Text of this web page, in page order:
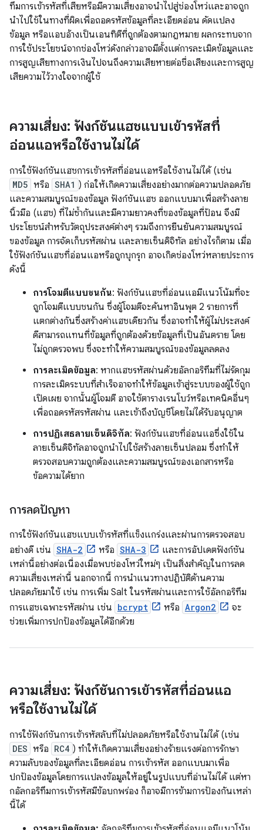
ทึมการเข้ารหัสที่เสียหรือมีความเสี่ยงอาจนำไปสู่ช่องโหว่และอาจถูก
นำไปใช้ในทางที่ผิดเพื่อถอดรหัสข้อมูลที่ละเอียดอ่อน ดัดแปลง
ข้อมูล หรือแอบอ้างเป็นเอนทิตีที่ถูกต้องตามกฎหมาย ผลกระทบจาก
การใช้ประโยชน์จากช่องโหว่ดังกล่าวอาจมีตั้งแต่การละเมิดข้อมูลและ
การสูญเสียทางการเงินไปจนถึงความเสียหายต่อชื่อเสียงและการสูญ
เสียความไว้วางใจจากผู้ใช้
ความเสี่ยง: ฟังก์ชันแฮชแบบเข้ารหัสที่
อ่อนแอหรือใช้งานไม่ได้
การใช้ฟังก์ชันแฮชการเข้ารหัสที่อ่อนแอหรือใช้งานไม่ได้ (เช่น
MD5 หรือ SHA1 ) ก่อให้เกิดความเสี่ยงอย่างมากต่อความปลอดภัย
และความสมบูรณ์ของข้อมูล ฟังก์ชันแฮช ออกแบบมาเพื่อสร้างลาย
นิ้วมือ (แฮช) ที่ไม่ซ้ำกันและมีความยาวคงที่ของข้อมูลที่ป้อน จึงมี
ประโยชน์สำหรับวัตถุประสงค์ต่างๆ รวมถึงการยืนยันความสมบูรณ์
ของข้อมูล การจัดเก็บรหัสผ่าน และลายเซ็นดิจิทัล อย่างไรก็ตาม เมื่อ
ใช้ฟังก์ชันแฮชที่อ่อนแอหรือถูกบุกรุก อาจเกิดช่องโหว่หลายประการ
ดังนี้
การโจมตีแบบชนกัน: ฟังก์ชันแฮชที่อ่อนแอมีแนวโน้มที่จะ
ถูกโจมตีแบบชนกัน ซึ่งผู้โจมตีจะค้นหาอินพุต 2 รายการที่
แตกต่างกันซึ่งสร้างค่าแฮชเดียวกัน ซึ่งอาจทำให้ผู้ไม่ประสงค์
ดีสามารถแทนที่ข้อมูลที่ถูกต้องด้วยข้อมูลที่เป็นอันตราย โดย
ไม่ถูกตรวจพบ ซึ่งจะทำให้ความสมบูรณ์ของข้อมูลลดลง
การละเมิดข้อมูล: หากแฮชรหัสผ่านด้วยอัลกอริทึมที่ไม่รัดกุม
การละเมิดระบบที่สำเร็จอาจทำให้ข้อมูลเข้าสู่ระบบของผู้ใช้ถูก
เปิดเผย จากนั้นผู้โจมตี อาจใช้ตารางเรนโบว์หรือเทคนิคอื่นๆ
เพื่อถอดรหัสรหัสผ่าน และเข้าถึงบัญชีโดยไม่ได้รับอนุญาต
การปฏิเสธลายเซ็นดิจิทัล: ฟังก์ชันแฮชที่อ่อนแอซึ่งใช้ใน
ลายเซ็นดิจิทัลอาจถูกนำไปใช้สร้างลายเซ็นปลอม ซึ่งทำให้
ตรวจสอบความถูกต้องและความสมบูรณ์ของเอกสารหรือ
ข้อความได้ยาก
การลดปัญหา
การใช้ฟังก์ชันแฮชแบบเข้ารหัสที่แข็งแกร่งและผ่านการตรวจสอบ
อย่างดี เช่น SHA-2 หรือ SHA-3
และการอัปเดตฟังก์ชัน
เหล่านี้อย่างต่อเนื่องเมื่อพบช่องโหว่ใหม่ๆ เป็นสิ่งสำคัญในการลด
ความเสี่ยงเหล่านี้ นอกจากนี้ การนำแนวทางปฏิบัติด้านความ
ปลอดภัยมาใช้ เช่น การเพิ่ม Salt ในรหัสผ่านและการใช้อัลกอริทึม
การแฮชเฉพาะรหัสผ่าน เช่น bcrypt หรือ Argon2
จะ
ช่วยเพิ่มการปกป้องข้อมูลได้อีกด้วย
ความเสี่ยง: ฟังก์ชันการเข้ารหัสที่อ่อนแอ
หรือใช้งานไม่ได้
การใช้ฟังก์ชันการเข้ารหัสลับที่ไม่ปลอดภัยหรือใช้งานไม่ได้ (เช่น
DES หรือ RC4 ) ทำให้เกิดความเสี่ยงอย่างร้ายแรงต่อการรักษา
ความลับของข้อมูลที่ละเอียดอ่อน การเข้ารหัส ออกแบบมาเพื่อ
ปกป้องข้อมูลโดยการแปลงข้อมูลให้อยู่ในรูปแบบที่อ่านไม่ได้ แต่หา
กอัลกอริทึมการเข้ารหัสมีข้อบกพร่อง ก็อาจมีการข้ามการป้องกันเหล่า
นี้ได้